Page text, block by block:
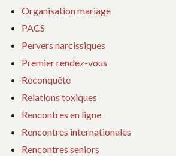
Organisation mariage
PACS
Pervers narcissiques
Premier rendez-vous
Reconquête
Relations toxiques
Rencontres en ligne
Rencontres internationales
Rencontres seniors